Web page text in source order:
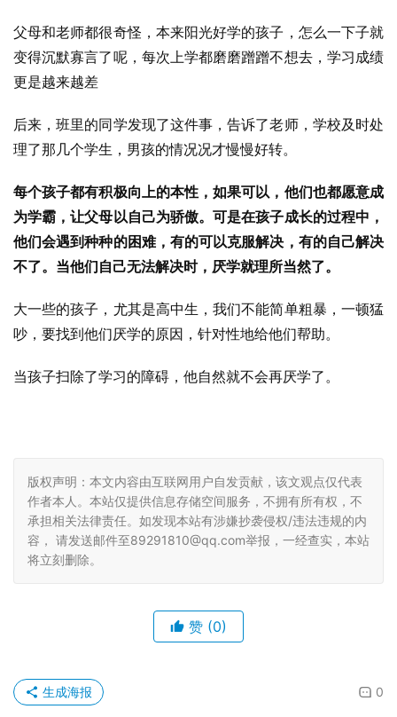
父母和老师都很奇怪，本来阳光好学的孩子，怎么一下子就
变得沉默寡言了呢，每次上学都磨磨蹭蹭不想去，学习成绩
更是越来越差
后来，班里的同学发现了这件事，告诉了老师，学校及时处
理了那几个学生，男孩的情况况才慢慢好转。
每个孩子都有积极向上的本性，如果可以，他们也都愿意成
为学霸，让父母以自己为骄傲。可是在孩子成长的过程中，
他们会遇到种种的困难，有的可以克服解决，有的自己解决
不了。当他们自己无法解决时，厌学就理所当然了。
大一些的孩子，尤其是高中生，我们不能简单粗暴，一顿猛
吵，要找到他们厌学的原因，针对性地给他们帮助。
当孩子扫除了学习的障碍，他自然就不会再厌学了。
版权声明：本文内容由互联网用户自发贡献，该文观点仅代表
作者本人。本站仅提供信息存储空间服务，不拥有所有权，不
承担相关法律责任。如发现本站有涉嫌抄袭侵权/违法违规的内
容， 请发送邮件至89291810@qq.com举报，一经查实，本站
将立刻删除。
赞 (0)
0
生成海报